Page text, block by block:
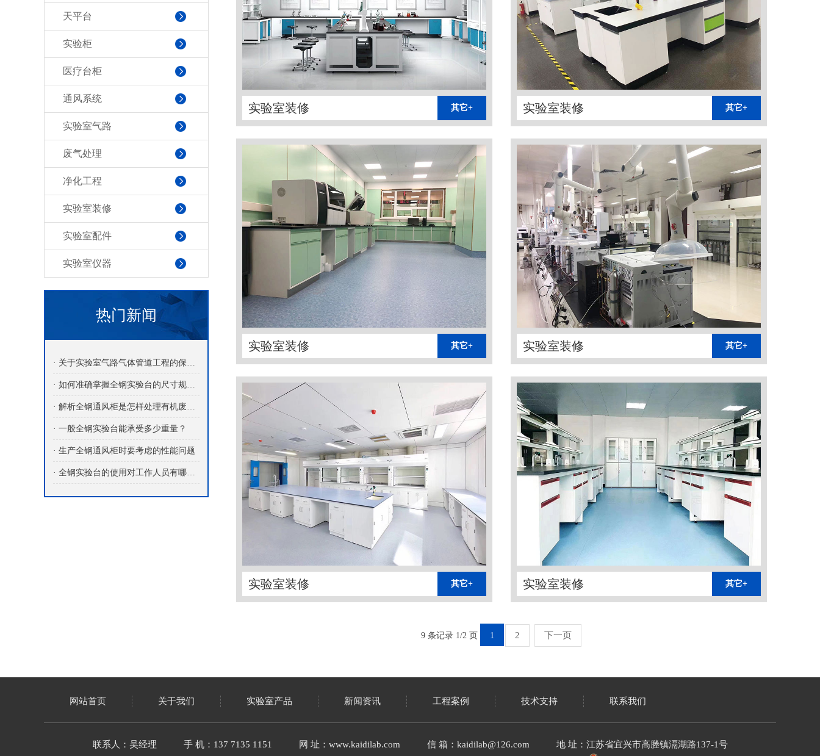
天平台
实验柜
医疗台柜
通风系统
实验室气路
废气处理
净化工程
实验室装修
实验室配件
实验室仪器
热门新闻
· 关于实验室气路气体管道工程的保养介绍
· 如何准确掌握全钢实验台的尺寸规格？
· 解析全钢通风柜是怎样处理有机废气的？
· 一般全钢实验台能承受多少重量？
· 生产全钢通风柜时要考虑的性能问题
· 全钢实验台的使用对工作人员有哪些益处呢？
实验室装修 其它+ 实验室装修 其它+
实验室装修 其它+ 实验室装修 其它+
实验室装修 其它+ 实验室装修 其它+
9 条记录 1/2 页 1 2 下一页
网站首页 关于我们 实验室产品 新闻资讯 工程案例 技术支持 联系我们
联系人：吴经理 手 机：137 7135 1151 网 址：www.kaidilab.com 信 箱：kaidilab@126.com 地 址：江苏省宜兴市高塍镇滆湖路137-1号